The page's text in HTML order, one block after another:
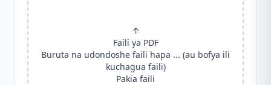
↑
Faili ya PDF
Buruta na udondoshe faili hapa ... (au bofya ili
kuchagua faili)
Pakia faili